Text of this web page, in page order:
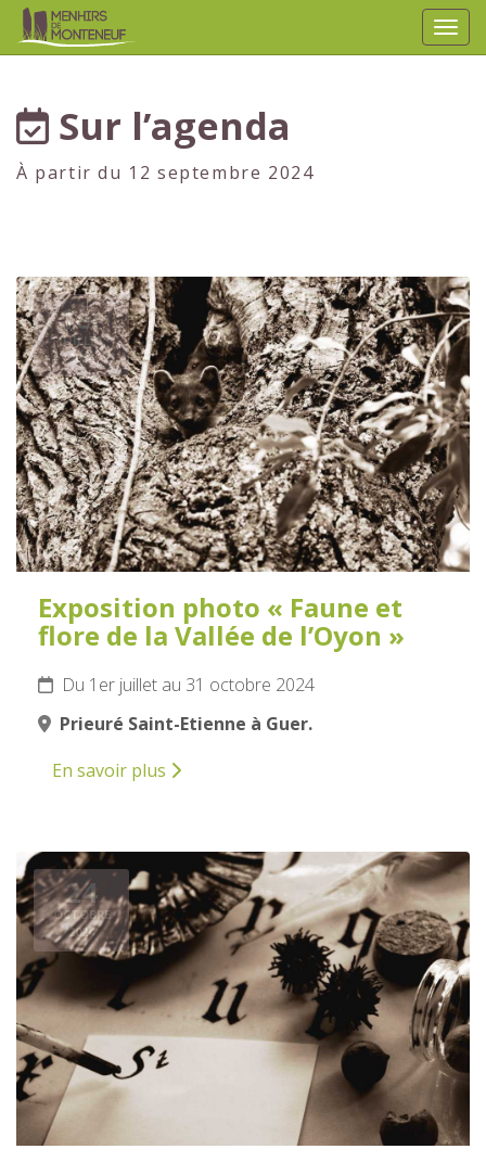
Sur l’agenda
À partir du 12 septembre 2024
1er
JUILLET
2024
Exposition photo « Faune et
flore de la Vallée de l’Oyon »
Du 1er juillet au 31 octobre 2024
Prieuré Saint-Etienne à Guer.
En savoir plus
24
OCTOBRE
2024